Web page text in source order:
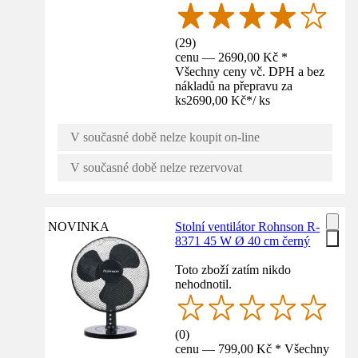
(29)
cenu — 2690,00 Kč *
Všechny ceny vč. DPH a bez
nákladů na přepravu za
ks2690,00 Kč*/ ks
V současné době nelze koupit on-line
V současné době nelze rezervovat
NOVINKA
Stolní ventilátor Rohnson R-
8371 45 W Ø 40 cm černý
Toto zboží zatím nikdo
nehodnotil.
(0)
cenu — 799,00 Kč * Všechny